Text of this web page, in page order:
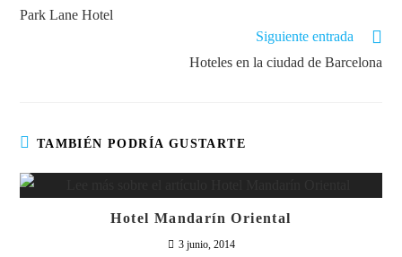
Park Lane Hotel
Siguiente entrada
Hoteles en la ciudad de Barcelona
TAMBIÉN PODRÍA GUSTARTE
Hotel Mandarín Oriental
3 junio, 2014